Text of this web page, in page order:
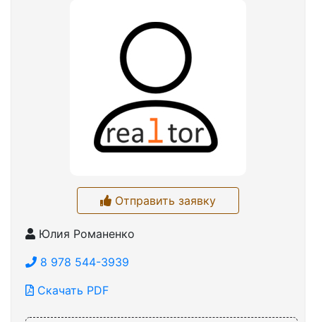
Отправить заявку
Юлия Романенко
8 978 544-3939
Скачать PDF